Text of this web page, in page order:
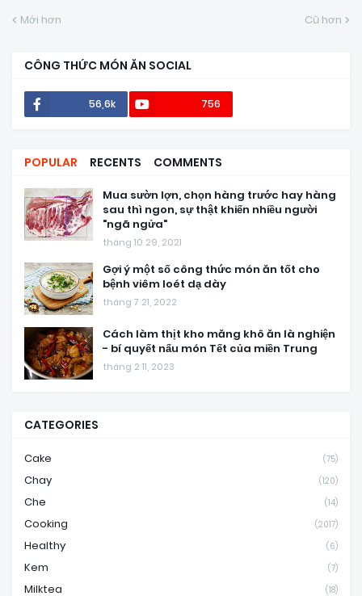
Mới hơn Cũ hơn
CÔNG THỨC MÓN ĂN SOCIAL
56,6k 756
POPULAR RECENTS COMMENTS
Mua sườn lợn, chọn hàng trước hay hàng
sau thì ngon, sự thật khiến nhiều người
"ngã ngửa"
tháng 10 29, 2021
Gợi ý một số công thức món ăn tốt cho
bệnh viêm loét dạ dày
tháng 7 21, 2022
Cách làm thịt kho măng khô ăn là nghiện
- bí quyết nấu món Tết của miền Trung
tháng 2 11, 2023
CATEGORIES
Cake (75)
Chay (120)
Che (14)
Cooking (2017)
Healthy (6)
Kem (7)
Milktea (18)